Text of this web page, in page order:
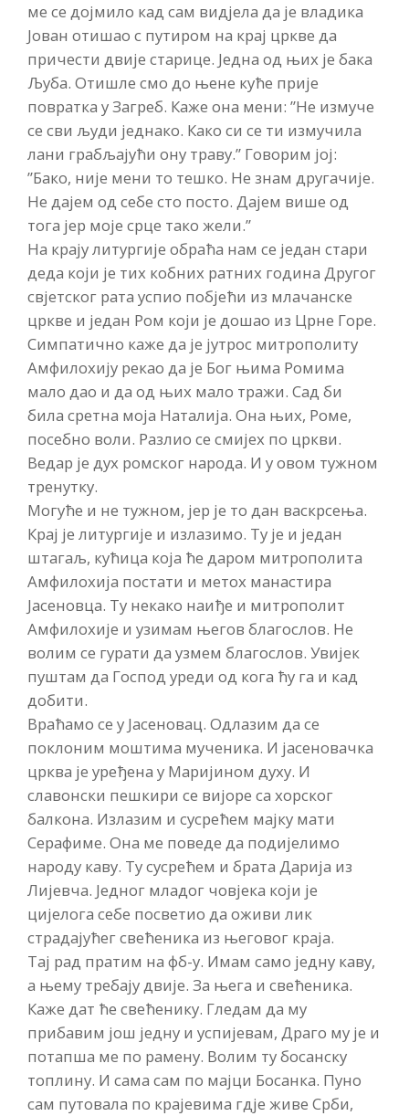
ме се дојмило кад сам видјела да је владика
Јован отишао с путиром на крај цркве да
причести двије старице. Једна од њих је бака
Љуба. Отишле смо до њене куће прије
повратка у Загреб. Каже она мени: ”Не измуче
се сви људи једнако. Како си се ти измучила
лани грабљајући ону траву.” Говорим јој:
”Бако, није мени то тешко. Не знам другачије.
Не дајем од себе сто посто. Дајем више од
тога јер моје срце тако жели.”
На крају литургије обраћа нам се један стари
деда који је тих кобних ратних година Другог
свјетског рата успио побјећи из млачанске
цркве и један Ром који је дошао из Црне Горе.
Симпатично каже да је јутрос митрополиту
Амфилохију рекао да је Бог њима Ромима
мало дао и да од њих мало тражи. Сад би
била сретна моја Наталија. Она њих, Роме,
посебно воли. Разлио се смијех по цркви.
Ведар је дух ромског народа. И у овом тужном
тренутку.
Могуће и не тужном, јер је то дан васкрсења.
Крај је литургије и излазимо. Ту је и један
штагаљ, кућица која ће даром митрополита
Амфилохија постати и метох манастира
Јасеновца. Ту некако наиђе и митрополит
Амфилохије и узимам његов благослов. Не
волим се гурати да узмем благослов. Увијек
пуштам да Господ уреди од кога ћу га и кад
добити.
Враћамо се у Јасеновац. Одлазим да се
поклоним моштима мученика. И јасеновачка
црква је уређена у Маријином духу. И
славонски пешкири се вијоре са хорског
балкона. Излазим и сусрећем мајку мати
Серафиме. Она ме поведе да подијелимо
народу каву. Ту сусрећем и брата Дарија из
Лијевча. Једног младог човјека који је
цијелога себе посветио да оживи лик
страдајућег свећеника из његовог краја.
Тај рад пратим на фб-у. Имам само једну каву,
а њему требају двије. За њега и свећеника.
Каже дат ће свећенику. Гледам да му
прибавим још једну и успијевам, Драго му је и
потапша ме по рамену. Волим ту босанску
топлину. И сама сам по мајци Босанка. Пуно
сам путовала по крајевима гдје живе Срби,